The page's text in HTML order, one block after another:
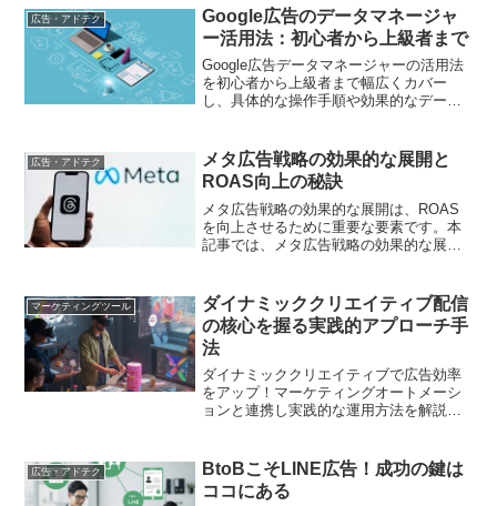
ションを導入して成果を上げた企業の事
例も紹介。参考にして、自社の広告運用
に活かしてください。
広告・アドテク
Google広告のデータマネージャ
ー活用法：初心者から上級者まで
Google広告データマネージャーの活用法
を初心者から上級者まで幅広くカバー
し、具体的な操作手順や効果的なデータ
ックを紹介します。
広告・アドテク
メタ広告戦略の効果的な展開と
ROAS向上の秘訣
メタ広告戦略の効果的な展開は、ROAS
を向上させるために重要な要素です。本
記事では、メタ広告戦略の効果的な展開
します。
マーケティングツール
ダイナミッククリエイティブ配信
の核心を握る実践的アプローチ手
法
ダイナミッククリエイティブで広告効率
をアップ！マーケティングオートメーシ
ョンと連携し実践的な運用方法を解説し
広告・アドテク
BtoBこそLINE広告！成功の鍵は
ココにある